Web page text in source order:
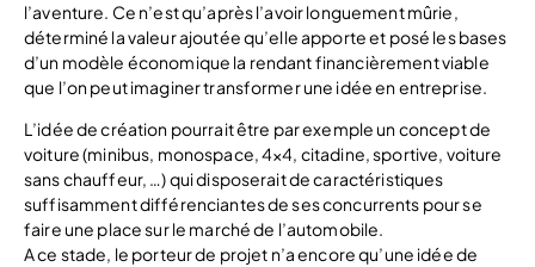
l’aventure. Ce n’est qu’après l’avoir longuement mûrie,
déterminé la valeur ajoutée qu’elle apporte et posé les bases
d’un modèle économique la rendant financièrement viable
que l’on peut imaginer transformer une idée en entreprise.
L’idée de création pourrait être par exemple un concept de
voiture (minibus, monospace, 4×4, citadine, sportive, voiture
sans chauffeur, …) qui disposerait de caractéristiques
suffisamment différenciantes de ses concurrents pour se
faire une place sur le marché de l’automobile.
A ce stade, le porteur de projet n’a encore qu’une idée de